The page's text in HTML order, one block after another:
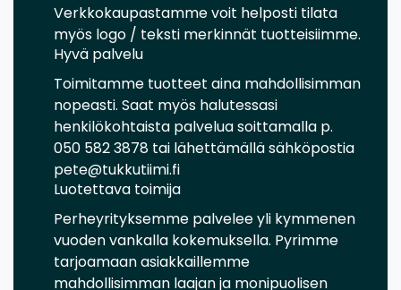
Verkkokaupastamme voit helposti tilata
myös logo / teksti merkinnät tuotteisiimme.
Hyvä palvelu
Toimitamme tuotteet aina mahdollisimman
nopeasti. Saat myös halutessasi
henkilökohtaista palvelua soittamalla p.
050 582 3878 tai lähettämällä sähköpostia
pete@tukkutiimi.fi
Luotettava toimija
Perheyrityksemme palvelee yli kymmenen
vuoden vankalla kokemuksella. Pyrimme
tarjoamaan asiakkaillemme
mahdollisimman laajan ja monipuolisen